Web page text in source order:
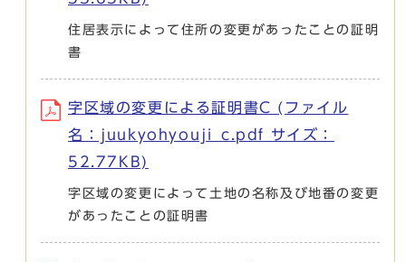
住居表示によって住所の変更があったことの証明
書
字区域の変更による証明書C (ファイル
名：juukyohyouji_c.pdf サイズ：
52.77KB)
字区域の変更によって土地の名称及び地番の変更
があったことの証明書